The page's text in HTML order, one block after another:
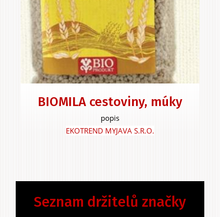
BIOMILA cestoviny, múky
popis
EKOTREND MYJAVA S.R.O.
Seznam držitelů značky